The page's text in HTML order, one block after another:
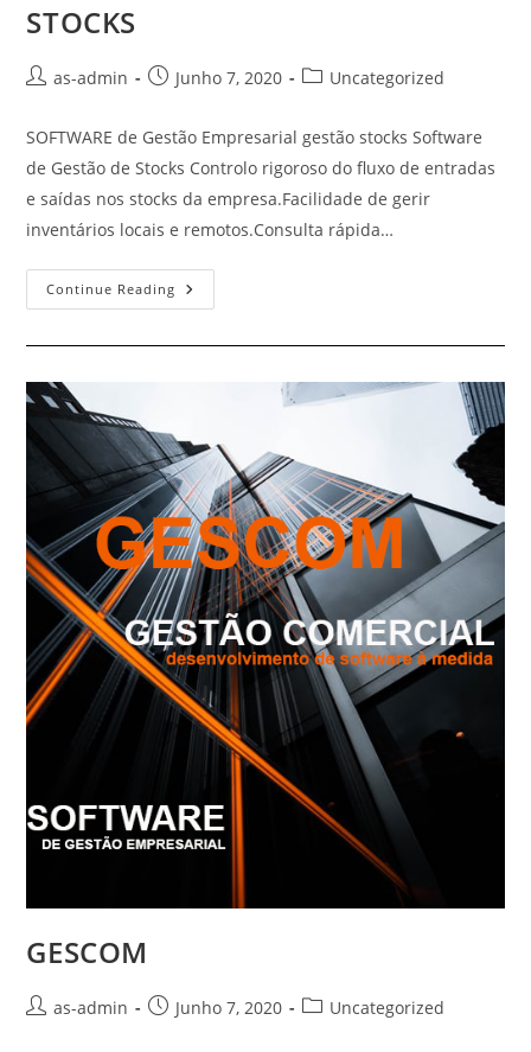
STOCKS
Postas-admin
PostJunho 7, 2020
PostUncategorized
SOFTWARE de Gestão Empresarial gestão stocks Software
de Gestão de Stocks Controlo rigoroso do fluxo de entradas
e saídas nos stocks da empresa.Facilidade de gerir
inventários locais e remotos.Consulta rápida…
Continue Reading STOCKS
GESCOM
Postas-admin
PostJunho 7, 2020
PostUncategorized